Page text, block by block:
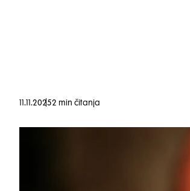
11.11.20252 min čitanja